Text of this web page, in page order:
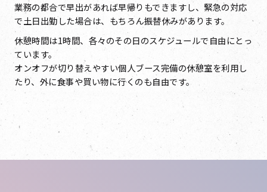
業務の都合で早出があれば早帰りもできますし、緊急の対応
で土日出勤した場合は、もちろん振替休みがあります。
休憩時間は1時間、各々のその日のスケジュールで自由にとっ
ています。
オンオフが切り替えやすい個人ブース完備の休憩室を利用し
たり、外に食事や買い物に行くのも自由です。